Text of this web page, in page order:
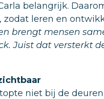
belangrijk.
zodat leren en
brengt mensen
Juist dat versterkt
niet bij de